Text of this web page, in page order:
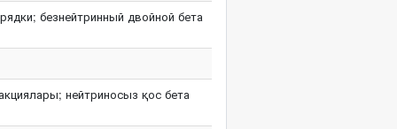
безнейтринный двойной бета
нейтриносыз қос бета